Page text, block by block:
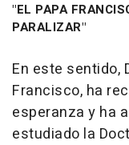
"EL PAPA
PARALIZAR"
En este sentido,
Francisco, ha
esperanza y ha
estudiado la